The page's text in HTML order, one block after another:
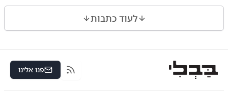
לעוד כתבות
RSS פנו אלינו